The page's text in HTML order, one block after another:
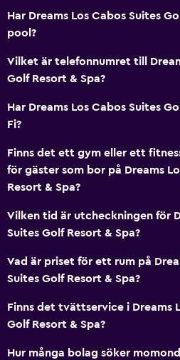
Bar/lounge
Mat kan levereras till gästboendet
Café
Minibar
Kafeteria
Frukost på rummet
Te/kaffebryggare
Kylskåp
Matplats
Grundläggande bekvämligheter
Wifi tillgängligt i alla områden
Internet
Fläkt
Har Dreams Los Cabos Suites
pool?
Vilket är telefonnumret till
Golf Resort & Spa?
Har Dreams Los Cabos Suites
Fi?
Finns det ett gym eller ett
för gäster som bor på Dreams
Resort & Spa?
Vilken tid är utcheckningen för
Suites Golf Resort & Spa?
Vad är priset för ett rum på
Suites Golf Resort & Spa?
Finns det tvättservice i Dreams
Golf Resort & Spa?
Hur många bolag söker